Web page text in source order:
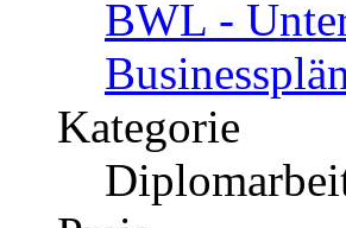
BWL -
Kategorie